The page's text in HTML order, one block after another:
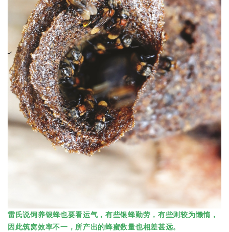
雷氏说饲养银蜂也要看运气，有些银蜂勤劳，有些则较为懒惰，
因此筑窝效率不一，所产出的蜂蜜数量也相差甚远。